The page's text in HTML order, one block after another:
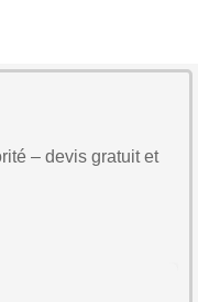
– devis gratuit et